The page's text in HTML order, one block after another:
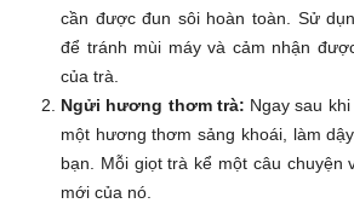
cần được đun sôi hoàn toàn. Sử
để tránh mùi máy và cảm nhận
của trà.
Ngửi hương thơm trà: Ngay sau
một hương thơm sảng khoái, làm
bạn. Mỗi giọt trà kể một câu
mới của nó.